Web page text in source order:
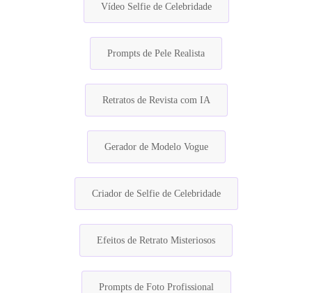
Vídeo Selfie de Celebridade
Prompts de Pele Realista
Retratos de Revista com IA
Gerador de Modelo Vogue
Criador de Selfie de Celebridade
Efeitos de Retrato Misteriosos
Prompts de Foto Profissional